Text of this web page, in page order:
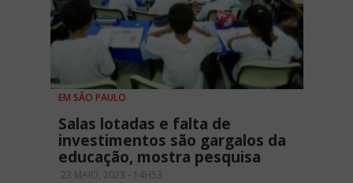
EM SÃO PAULO
Salas lotadas e falta de
investimentos são gargalos da
educação, mostra pesquisa
23 MAIO, 2023 - 14H53